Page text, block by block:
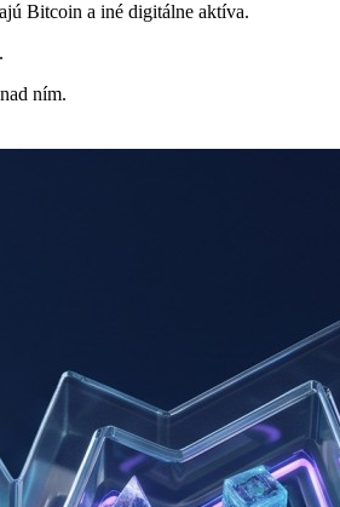
Bitcoin a iné digitálne aktíva.
ním.